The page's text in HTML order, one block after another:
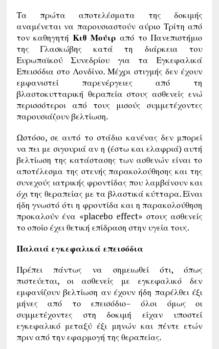
Τα πρώτα αποτελέσματα της δοκιμής
αναμένεται να παρουσιαστούν αύριο Τρίτη από
τον καθηγητή Κιθ Μούιρ από το Πανεπιστήμιο
της Γλασκώβης κατά τη διάρκεια του
Ευρωπαϊκού Συνεδρίου για τα Εγκεφαλικά
Επεισόδια στο Λονδίνο. Μέχρι στιγμής δεν έχουν
εμφανιστεί παρενέργειες από τη
βλαστοκυτταρική θεραπεία στους ασθενείς ενώ
περισσότεροι από τους μισούς συμμετέχοντες
παρουσιάζουν βελτίωση.
Ωστόσο, σε αυτό το στάδιο κανένας δεν μπορεί
να πει με σιγουριά αν η (έστω και ελαφριά) αυτή
βελτίωση της κατάστασης των ασθενών είναι το
αποτέλεσμα της στενής παρακολούθησης και της
συνεχούς ιατρικής φροντίδας που λαμβάνουν και
όχι της θεραπείας με τα βλαστικά κύτταρα. Είναι
ήδη γνωστό ότι η φροντίδα και η παρακολούθηση
προκαλούν ένα «placebo effect» στους ασθενείς
το οποίο έχει θετική επίδραση στην υγεία τους.
Παλαιά εγκεφαλικά επεισόδια
Πρέπει πάντως να σημειωθεί ότι, όπως
πιστεύεται, οι ασθενείς με εγκεφαλικό δεν
εμφανίζουν βελτίωση αν έχουν ήδη παρέλθει έξι
μήνες από το επεισόδιο– όλοι όμως οι
συμμετέχοντες στη δοκιμή είχαν υποστεί
εγκεφαλικό μεταξύ έξι μηνών και πέντε ετών
πριν από την εφαρμογή της θεραπείας.